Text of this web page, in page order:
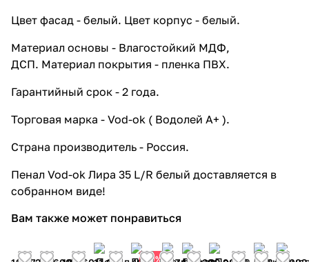
Тумба напольная Vod-ok Лира 85 с
напольная, белая
19 059 ₽ x 1 шт23 824 ₽
ручка Лира, R правая, с раковиной
Como 40, белая
7 350 ₽ x 1 шт
Тумба напольная Vod-ok Бридж 40
Como 40, белая
7 350 ₽ x 1 шт
ручка Лира, L левая, с раковиной
Como 40, белая
Цвет фасад - белый. Цвет корпус - белый.
Материал основы - Влагостойкий МДФ,
ДСП. Материал покрытия - пленка ПВХ.
Гарантийный срок - 2 года.
Торговая марка - Vod-ok ( Водолей А+ ).
Страна производитель - Россия.
Пенал Vod-ok Лира 35 L/R белый доставляется в
собранном виде!
Вам также может понравиться
20%